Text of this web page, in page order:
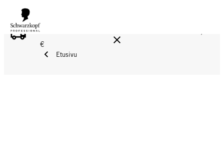
ILMAINEN TOIMITUS YLI 160 € TILAUKSIIN!
€
Etusivu